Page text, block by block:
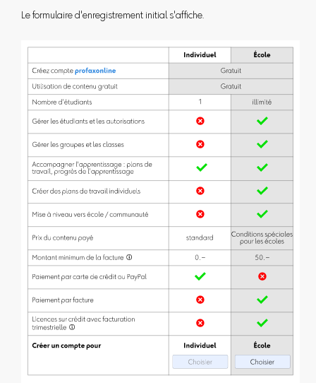
Le formulaire d'enregistrement initial s'affiche.